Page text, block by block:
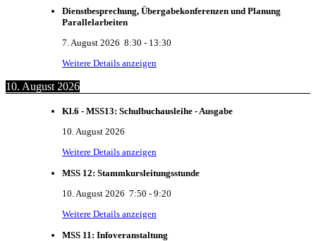
Dienstbesprechung, Übergabekonferenzen und Planung
Parallelarbeiten
7. August 2026 8:30 - 13:30
Weitere Details anzeigen
10. August 2026
Kl.6 - MSS13: Schulbuchausleihe - Ausgabe
10. August 2026
Weitere Details anzeigen
MSS 12: Stammkursleitungsstunde
10. August 2026 7:50 - 9:20
Weitere Details anzeigen
MSS 11: Infoveranstaltung